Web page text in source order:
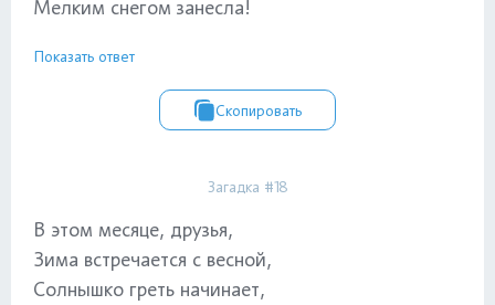
Мелким снегом занесла!
Показать ответ
Скопировать
Загадка #18
В этом месяце, друзья,
Зима встречается с весной,
Солнышко греть начинает,